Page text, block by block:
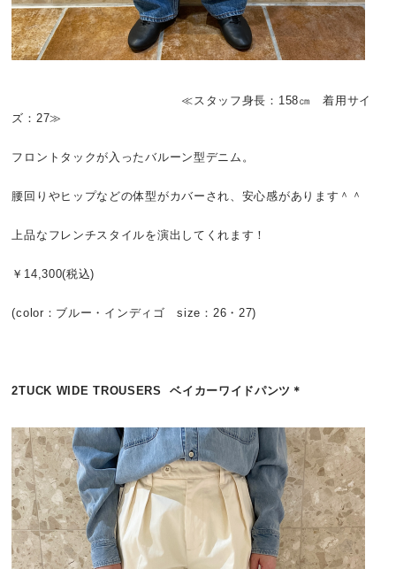
≪スタッフ身長：158㎝ 着用サイ
ズ：27≫
フロントタックが入ったバルーン型デニム。
腰回りやヒップなどの体型がカバーされ、安心感があります＾＾
上品なフレンチスタイルを演出してくれます！
￥14,300(税込)
(color：ブルー・インディゴ size：26・27)
2TUCK WIDE TROUSERS ベイカーワイドパンツ＊